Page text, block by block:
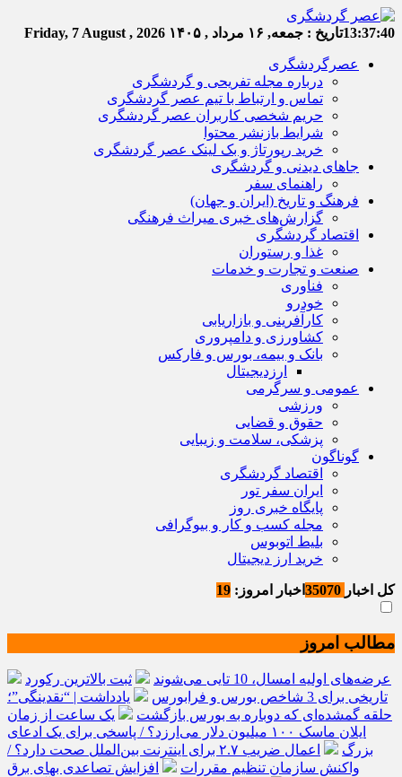
13:37:41تاریخ : جمعه, ۱۶ مرداد , ۱۴۰۵ Friday, 7 August , 2026
عصرگردشگری
درباره مجله تفریحی و گردشگری
تماس و ارتباط با تیم عصر گردشگری
حریم شخصی کاربران عصر گردشگری
شرایط بازنشر محتوا
خرید رپورتاژ و بک لینک عصر گردشگری
جاهای دیدنی و گردشگری
راهنمای سفر
فرهنگ و تاریخ (ایران و جهان)
گزارش‌های خبری میراث فرهنگی
اقتصاد گردشگری
غذا و رستوران
صنعت و تجارت و خدمات
فناوری
خودرو
کارآفرینی و بازاریابی
کشاورزی و دامپروری
بانک و بیمه، بورس و فارکس
ارزدیجیتال
عمومی و سرگرمی
ورزشی
حقوق و قضایی
پزشکی، سلامت و زیبایی
گوناگون
اقتصاد گردشگری
ایران سفر تور
پایگاه خبری روز
مجله کسب و کار و بیوگرافی
بلیط اتوبوس
خرید ارز دیجیتال
کل اخبار اخبار امروز: 19
مطالب امروز
عرضه‌های اولیه امسال، 10 تایی می‌شوند
ثبت بالاترین رکورد
تاریخی برای 3 شاخص بورس و فرابورس
یادداشت | “نقدینگی”؛
حلقه گمشده‌ای که دوباره به بورس بازگشت
یک ساعت از زمان
ایلان ماسک ۱۰۰ میلیون دلار می‌ارزد؟ / پاسخی برای یک ادعای
بزرگ
اعمال ضریب ۲.۷ برای اینترنت بین‌الملل صحت دارد؟ /
واکنش سازمان تنظیم مقررات
افزایش تصاعدی بهای برق